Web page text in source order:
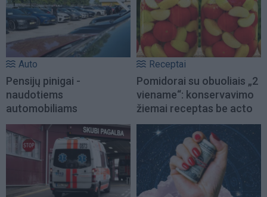
Auto
Pensijų pinigai -
naudotiems
automobiliams
Receptai
Pomidorai su obuoliais „2
viename“: konservavimo
žiemai receptas be acto